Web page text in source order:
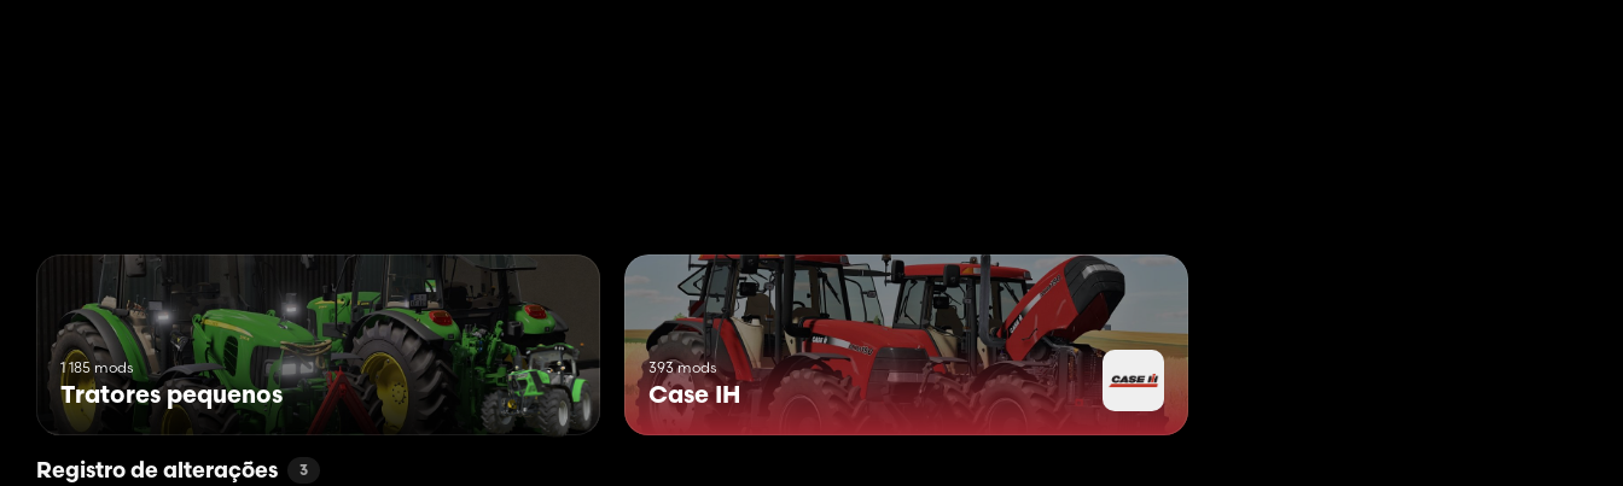
1 185 mods
Tratores pequenos
393 mods
Case IH
Registro de alterações 3